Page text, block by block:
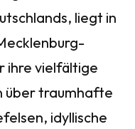
liegt in
ihre vielfältige
über traumhafte
idyllische